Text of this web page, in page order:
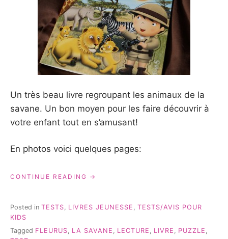
Un très beau livre regroupant les animaux de la
savane. Un bon moyen pour les faire découvrir à
votre enfant tout en s’amusant!
En photos voici quelques pages:
CONTINUE READING « LA
ÉDITIONS
Posted in TESTS, LIVRES JEUNESSE , TESTS/AVIS POUR
KIDS
Tagged FLEURUS, LA SAVANE , LECTURE , LIVRE , PUZZLE ,